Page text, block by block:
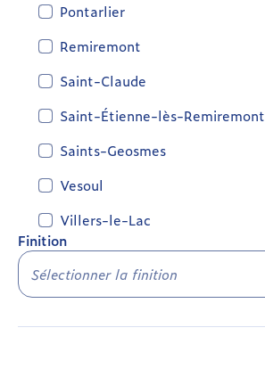
Pontarlier
Remiremont
Saint-Claude
Saint-Étienne-lès-Remiremont
Saints-Geosmes
Vesoul
Villers-le-Lac
Finition